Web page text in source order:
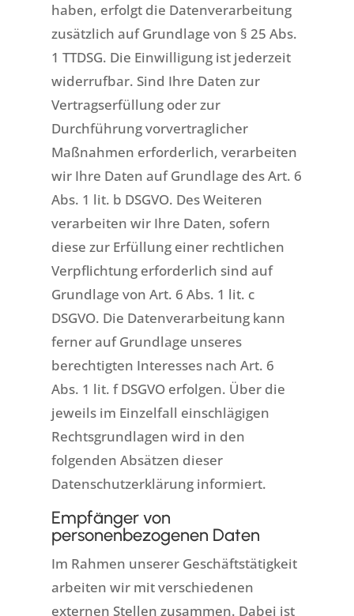
haben, erfolgt die Datenverarbeitung
zusätzlich auf Grundlage von § 25 Abs.
1 TTDSG. Die Einwilligung ist jederzeit
widerrufbar. Sind Ihre Daten zur
Vertragserfüllung oder zur
Durchführung vorvertraglicher
Maßnahmen erforderlich, verarbeiten
wir Ihre Daten auf Grundlage des Art. 6
Abs. 1 lit. b DSGVO. Des Weiteren
verarbeiten wir Ihre Daten, sofern
diese zur Erfüllung einer rechtlichen
Verpflichtung erforderlich sind auf
Grundlage von Art. 6 Abs. 1 lit. c
DSGVO. Die Datenverarbeitung kann
ferner auf Grundlage unseres
berechtigten Interesses nach Art. 6
Abs. 1 lit. f DSGVO erfolgen. Über die
jeweils im Einzelfall einschlägigen
Rechtsgrundlagen wird in den
folgenden Absätzen dieser
Datenschutzerklärung informiert.
Empfänger von
personenbezogenen Daten
Im Rahmen unserer Geschäftstätigkeit
arbeiten wir mit verschiedenen
externen Stellen zusammen. Dabei ist